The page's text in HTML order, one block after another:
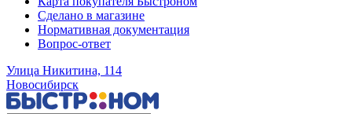
Сделано в магазине
Нормативная документация
Вопрос-ответ
Улица Никитина, 114
Новосибирск